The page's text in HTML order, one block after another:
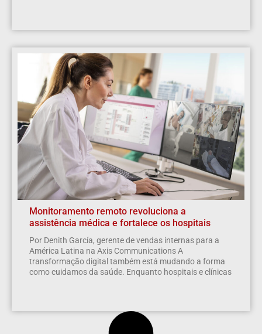
Monitoramento remoto revoluciona a
assistência médica e fortalece os hospitais
Por Denith García, gerente de vendas internas para a
América Latina na Axis Communications A
transformação digital também está mudando a forma
como cuidamos da saúde. Enquanto hospitais e clínicas